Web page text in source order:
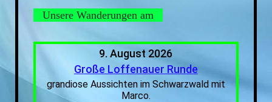
Unsere Wanderungen am
9. August 2026
Große Loffenauer Runde
grandiose Aussichten im Schwarzwald mit
Marco.